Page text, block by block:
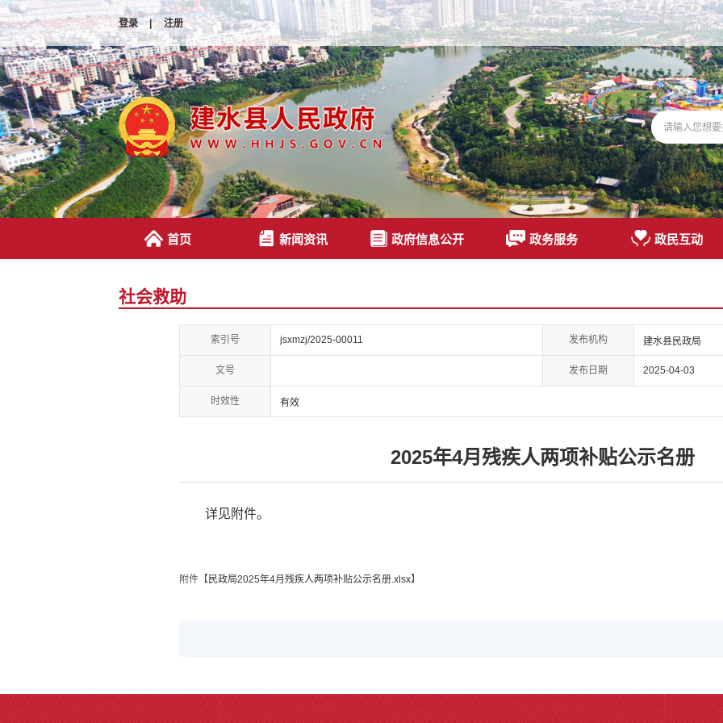
登录 | 注册
首页 新闻资讯 政府信息公开 政务服务 政民互动
社会救助
索引号 jsxmzj/2025-00011 发布机构 建水县民政局
文号 发布日期 2025-04-03
时效性 有效
2025年4月残疾人两项补贴公示名册
详见附件。
附件【 民政局2025年4月残疾人两项补贴公示名册.xlsx】